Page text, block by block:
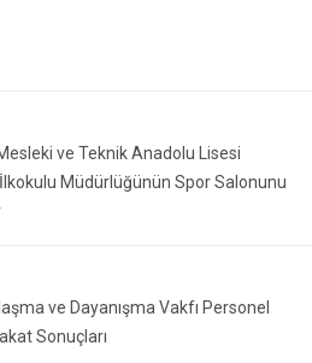
ve Teknik Anadolu Lisesi
Müdürlüğünün Spor Salonunu
ve Dayanışma Vakfı Personel
Sonuçları